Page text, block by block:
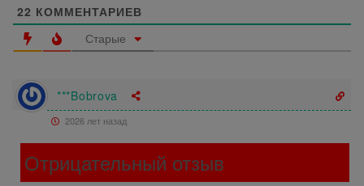
22 КОММЕНТАРИЕВ
Старые
***Bobrova
2026 лет назад
Отрицательный отзыв